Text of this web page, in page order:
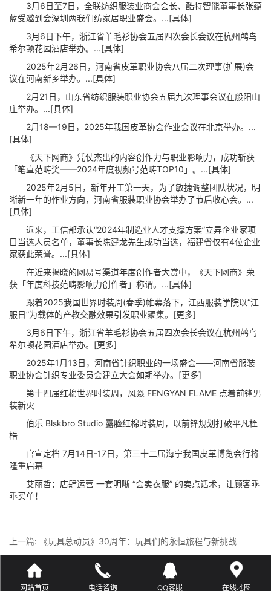
3月6日至7日，全联纺织服装业商会会长、酷特智能董事长张蕴
蓝受邀到会深圳两我们纺家居职业盛会。...[具体]
3月6日下午，浙江省羊毛衫协会五届四次会长会议在杭州鸬鸟
希尔顿花园酒店举办。...[具体]
2025年2月26日，河南省皮革职业协会八届二次理事(扩展)会
议在河南新乡举办。...[具体]
2月21日，山东省纺织服装职业协会五届九次理事会议在般阳山
庄举办。...[具体]
2月18—19日，2025年我国皮革协会作业会议在北京举办。...
[具体]
《天下网商》凭仗杰出的内容创作力与职业影响力，成功斩获
「笔直范畴奖——2024年度视频号范畴TOP10」。...[具体]
2025年2月5日，新年开工第一天，为了敏捷调整团队状况，明
晰新一年的作业方向，河南省服装职业协会举办了节后收心会。...
[具体]
近来，工信部承认“2024年制造业人才支撑方案”立异企业家项
目当选人员名单，董事长陈建龙先生成功当选，福建省仅有4位企业
家获此荣誉。...[具体]
在近来揭晓的网易号渠道年度创作者大赏中，《天下网商》荣
获「年度科技范畴影响力创作者」称谓。...[具体]
跟着2025我国世界时装周(春季)帷幕落下，江西服装学院以“江
服日”为载体的产教交融效果引发职业聚集。[更多]
3月6日下午，浙江省羊毛衫协会五届四次会长会议在杭州鸬鸟
希尔顿花园酒店举办。[更多]
2025年1月13日，河南省针织职业的一场盛会——河南省服装
职业协会针织专业委员会建立大会如期举办。[更多]
第十四届红棉世界时装周，风焱 FENGYAN FLAME 点着前锋男
装新火
伯乐 Blskbro Studio 露脸红棉时装周，以前锋规划打破平凡桎
梏
官宣定档 7月14日-17日，第三十二届海宁我国皮革博览会行将
隆重启幕
艾丽哲：店肆运营 一套明晰 “会卖衣服” 的卖点话术，让顾客乖
乖买单！
上一篇:
《玩具总动员》30周年：玩具们的永恒旅程与新挑战
网站首页 电话咨询 QQ客服 在线地图